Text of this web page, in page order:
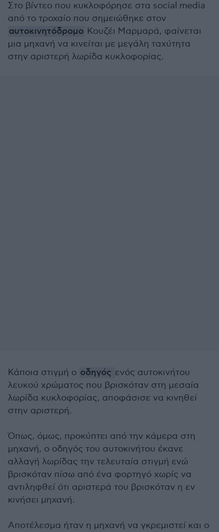
Στο βίντεο που κυκλοφόρησε στα social media
από το τροχαίο που σημειώθηκε στον
αυτοκινητόδρομο Κουζέι Μαρμαρά, φαίνεται
μια μηχανή να κινείται με μεγάλη ταχύτητα
στην αριστερή λωρίδα κυκλοφορίας.
Κάποια στιγμή ο οδηγός ενός αυτοκινήτου
λευκού χρώματος που βρισκόταν στη μεσαία
λωρίδα κυκλοφορίας, αποφάσισε να κινηθεί
στην αριστερή.
Όπως, όμως, προκύπτει από την κάμερα στη
μηχανή, ο οδηγός του αυτοκινήτου έκανε
αλλαγή λωρίδας την τελευταία στιγμή ενώ
βρισκόταν πίσω από ένα φορτηγό χωρίς να
αντιληφθεί ότι αριστερά του βρισκόταν η εν
κινήσει μηχανή.
Αποτέλεσμα ήταν η μηχανή να γκρεμιστεί και ο